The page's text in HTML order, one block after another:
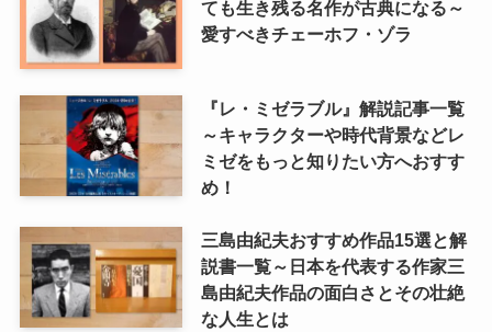
ても生き残る名作が古典になる～
愛すべきチェーホフ・ゾラ
『レ・ミゼラブル』解説記事一覧
～キャラクターや時代背景などレ
ミゼをもっと知りたい方へおすす
め！
三島由紀夫おすすめ作品15選と解
説書一覧～日本を代表する作家三
島由紀夫作品の面白さとその壮絶
な人生とは